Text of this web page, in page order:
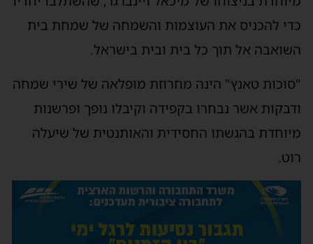
כדי להכניס את העוצמות והשמחה של שמחת בית
השואבה אל תוך כל בית ובית בישראל.
"סוכות טאנץ" הינה מחרוזת מופלאה של שירי שמחה
ודבקות אשר נבחרו בקפידה וקיבלו נופך ופרשנות
מיוחדת בהגשתו החסידית והאותנטית של שיעלה
רוט.